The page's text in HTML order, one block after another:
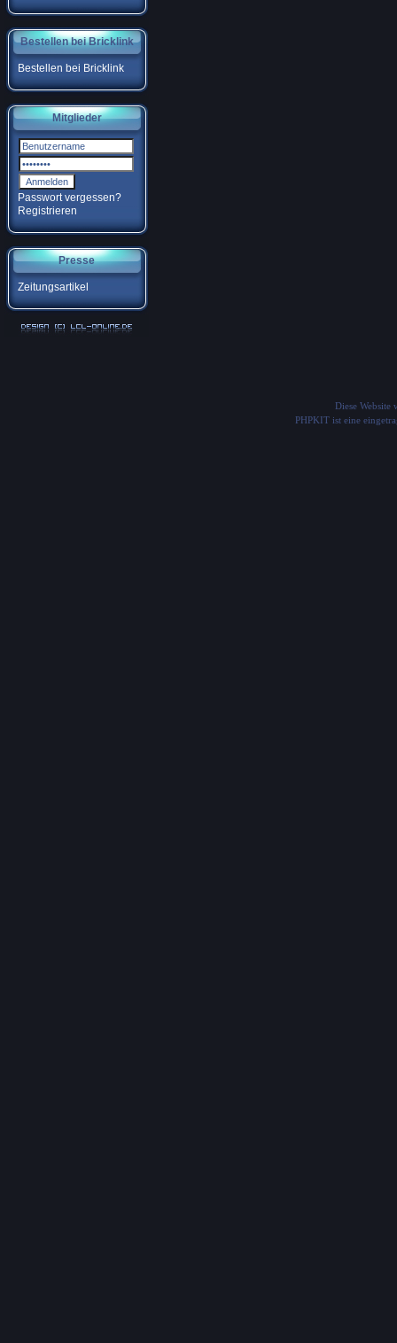
Bestellen bei Bricklink
Bestellen bei Bricklink
Mitglieder
Passwort vergessen?
Registrieren
Presse
Zeitungsartikel
Diese Website
PHPKIT ist eine